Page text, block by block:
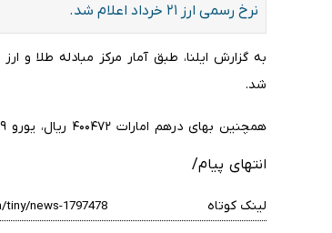
نرخ رسمی ارز ۲۱ خرداد اعلام شد.
شد.
همچنین بهای درهم امارات ۴۰۰۴۷۲ ریال، یورو ۱۸۹۸۴۸۹ ریال، یوان ۲۷۹۰۷۹ ریال است.
انتهای پیام/
لینک کوتاه